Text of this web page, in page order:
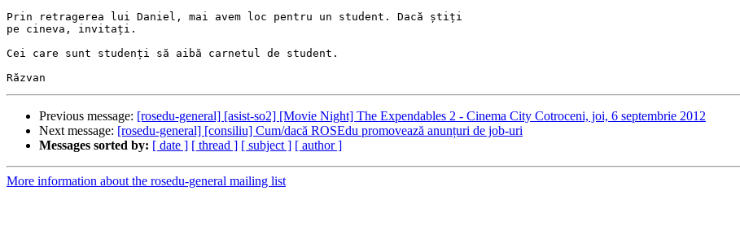
Prin retragerea lui Daniel, mai avem loc pentru un student. Dacă știți
pe cineva, invitați.
Cei care sunt studenți să aibă carnetul de student.
Previous message: [rosedu-general] [asist-so2] [Movie Night] The Expendables 2 - Cinema City Cotroceni, joi, 6 septembrie 2012
Next message: [rosedu-general] [consiliu] Cum/dacă ROSEdu promovează anunțuri de job-uri
Messages sorted by: [ date ] [ thread ] [ subject ] [ author ]
More information about the rosedu-general mailing list